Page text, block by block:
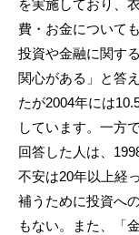
を実施しており、
費・お金について
投資や金融に関す
関心がある」と答
たが2004年には
しています。一方
回答した人は、
不安は20年以上経
補うために投資へ
もない。また、「